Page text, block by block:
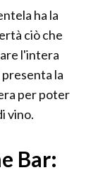
ha la
ciò che
l'intera
la
per poter
vino.
Bar: